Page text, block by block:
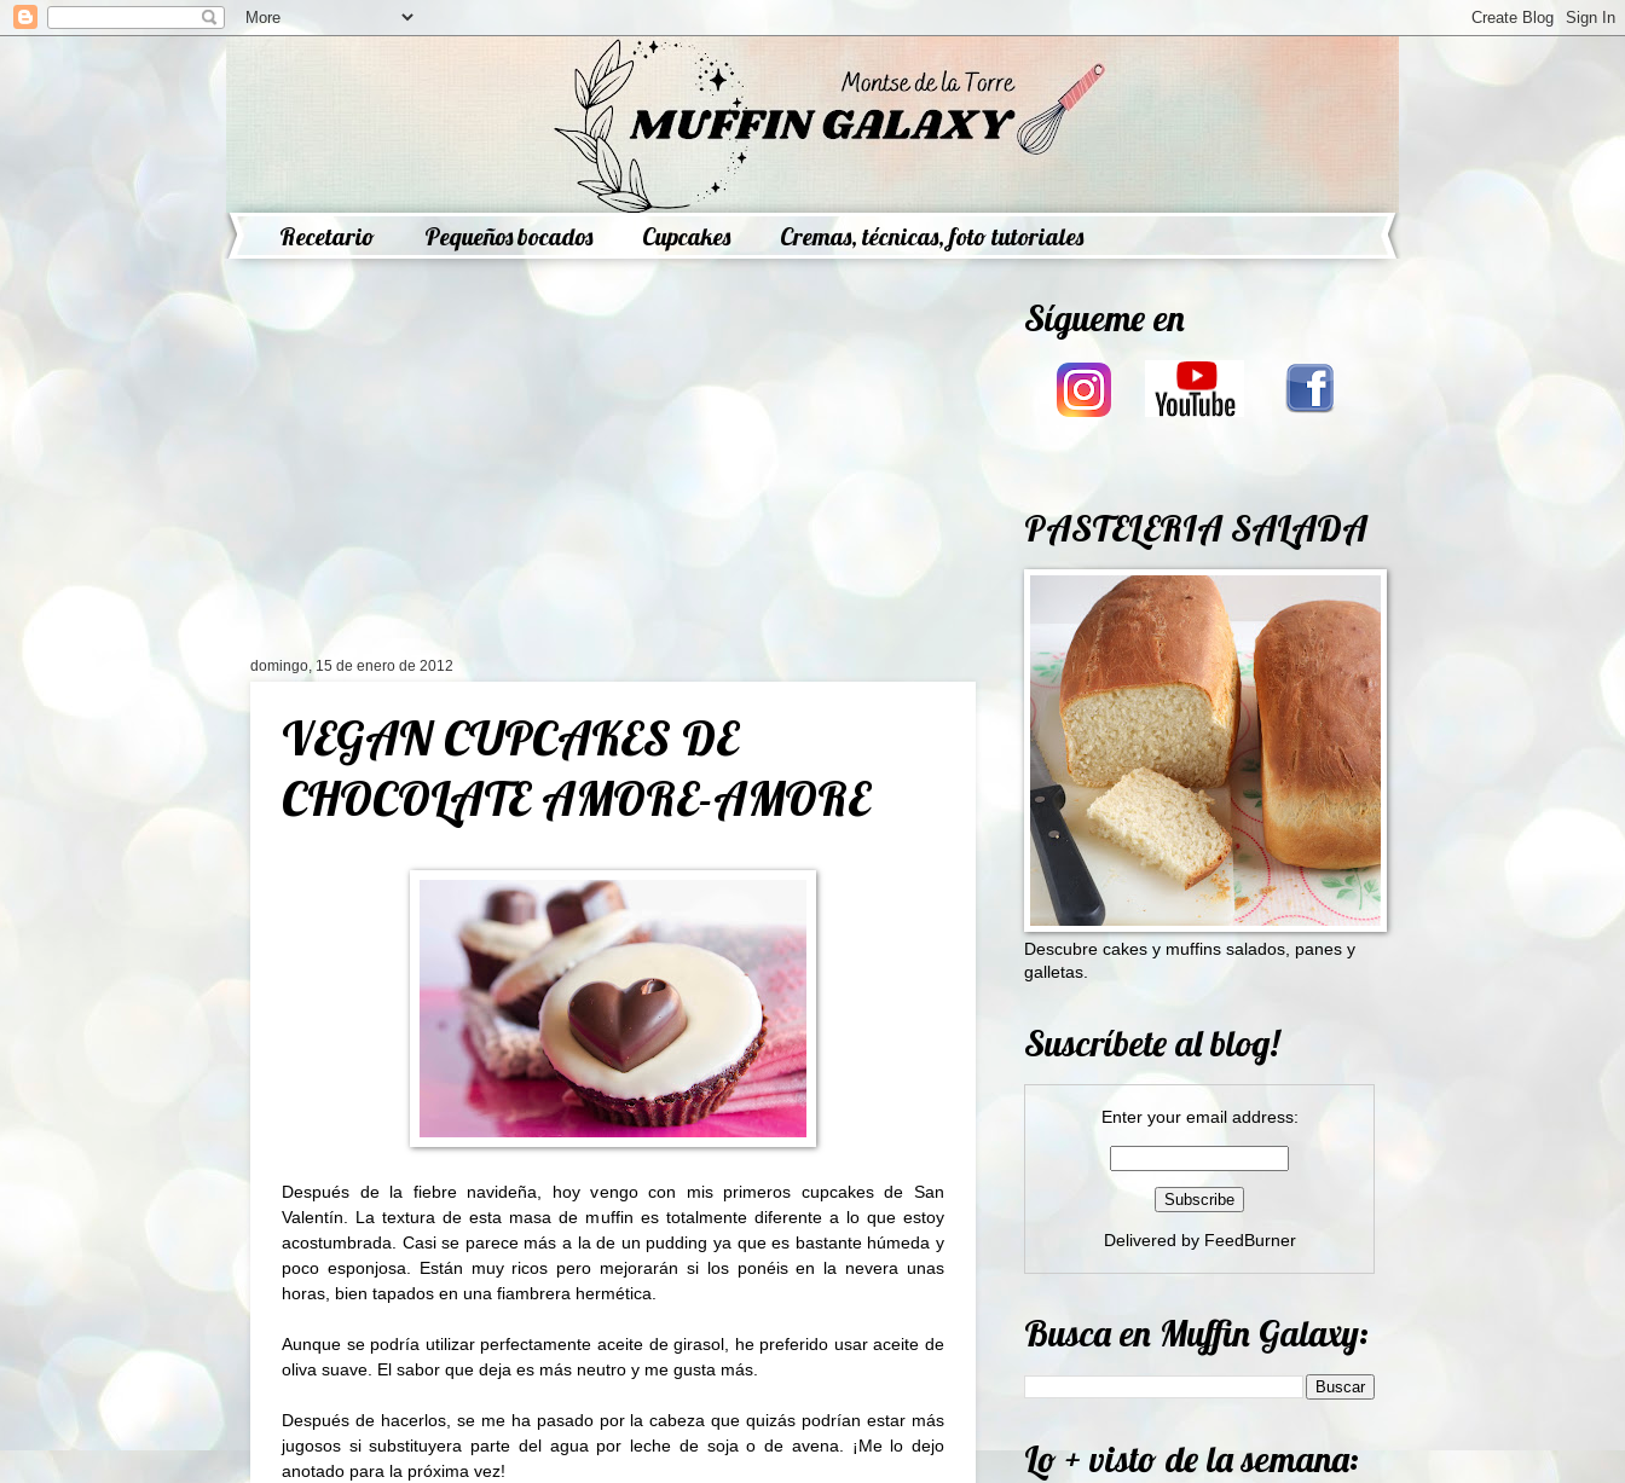
Recetario Pequeños bocados Cupcakes Cremas, técnicas, foto tutoriales
domingo, 15 de enero de 2012
VEGAN CUPCAKES DE
CHOCOLATE AMORE-AMORE
Después de la fiebre navideña, hoy vengo con mis primeros cupcakes de San
Valentín. La textura de esta masa de muffin es totalmente diferente a lo que estoy
acostumbrada. Casi se parece más a la de un pudding ya que es bastante húmeda y
poco esponjosa. Están muy ricos pero mejorarán si los ponéis en la nevera unas
horas, bien tapados en una fiambrera hermética.
Aunque se podría utilizar perfectamente aceite de girasol, he preferido usar aceite de
oliva suave. El sabor que deja es más neutro y me gusta más.
Después de hacerlos, se me ha pasado por la cabeza que quizás podrían estar más
jugosos si substituyera parte del agua por leche de soja o de avena. ¡Me lo dejo
anotado para la próxima vez!
Sígueme en
PASTELERIA SALADA
Descubre cakes y muffins salados, panes y
galletas.
Suscríbete al blog!
Enter your email address:
Delivered by FeedBurner
Busca en Muffin Galaxy:
Lo + visto de la semana: